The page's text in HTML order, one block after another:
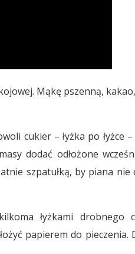
Mąkę pszenną,
cukier – łyżka po łyżce –
dodać odłożone
szpatułką, by piana nie
łyżkami drobnego
papierem do pieczenia.